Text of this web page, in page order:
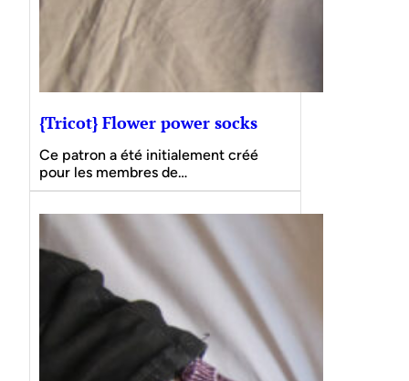
{Tricot} Flower power socks
Ce patron a été initialement créé
pour les membres de…